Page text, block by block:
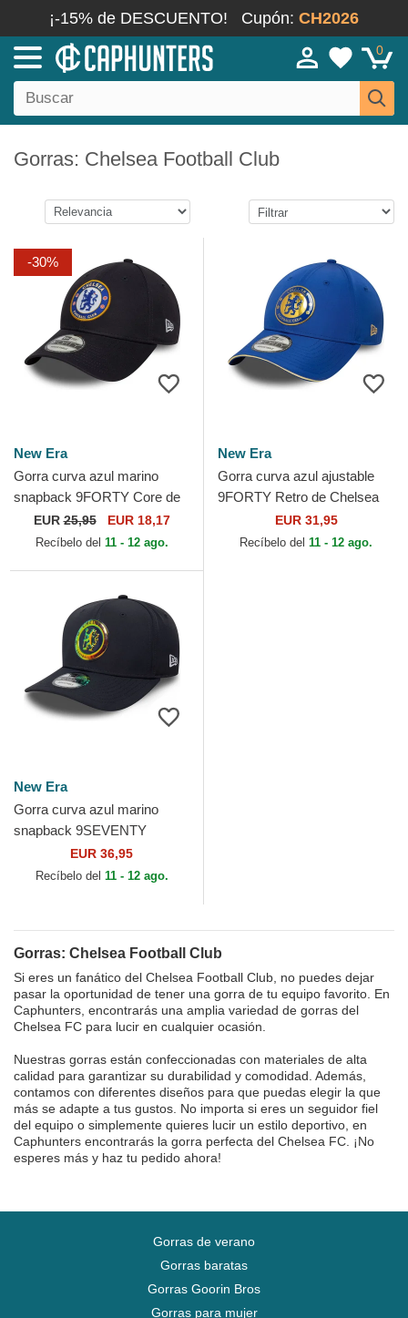
¡-15% de DESCUENTO! Cupón: CH2026
0
Gorras: Chelsea Football Club
-30%
New Era
Gorra curva azul marino
snapback 9FORTY Core de
Chelsea Football Club
Premier League de New Era
EUR25,95 EUR 18,17
Recíbelo del 11 - 12 ago.
New Era
Gorra curva azul ajustable
9FORTY Retro de Chelsea
Football Club Premier League
de New Era
EUR 31,95
Recíbelo del 11 - 12 ago.
New Era
Gorra curva azul marino
snapback 9SEVENTY
Stretch Snap Iridiscent de
Chelsea Football Club...
EUR 36,95
Recíbelo del 11 - 12 ago.
Gorras: Chelsea Football Club
Si eres un fanático del Chelsea Football Club, no puedes dejar
pasar la oportunidad de tener una gorra de tu equipo favorito. En
Caphunters, encontrarás una amplia variedad de gorras del
Chelsea FC para lucir en cualquier ocasión.
Nuestras gorras están confeccionadas con materiales de alta
calidad para garantizar su durabilidad y comodidad. Además,
contamos con diferentes diseños para que puedas elegir la que
más se adapte a tus gustos. No importa si eres un seguidor fiel
del equipo o simplemente quieres lucir un estilo deportivo, en
Caphunters encontrarás la gorra perfecta del Chelsea FC. ¡No
esperes más y haz tu pedido ahora!
Gorras de verano
Gorras baratas
Gorras Goorin Bros
Gorras para mujer